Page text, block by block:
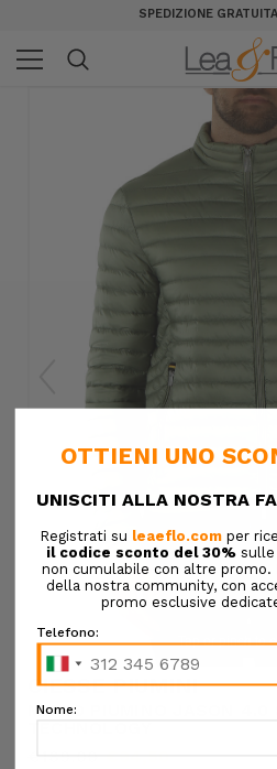
SPEDIZIONE GRATUITA
Tap or pinch to
CIESSE PIUMINI
MICRO PIUMINO JASON 4.0
€189,00